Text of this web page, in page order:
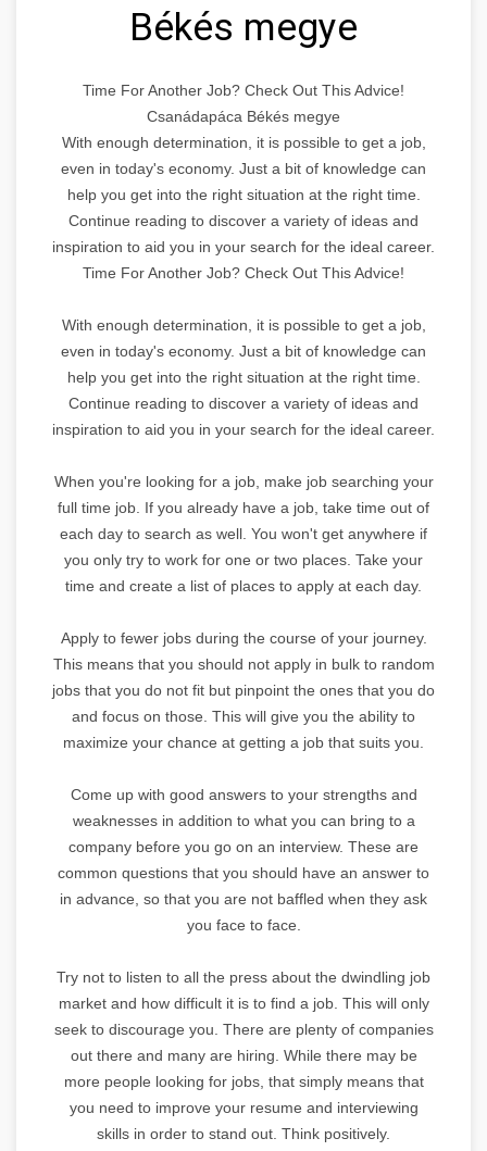
Békés megye
Time For Another Job? Check Out This Advice!
Csanádapáca Békés megye
With enough determination, it is possible to get a job,
even in today's economy. Just a bit of knowledge can
help you get into the right situation at the right time.
Continue reading to discover a variety of ideas and
inspiration to aid you in your search for the ideal career.
Time For Another Job? Check Out This Advice!
With enough determination, it is possible to get a job,
even in today's economy. Just a bit of knowledge can
help you get into the right situation at the right time.
Continue reading to discover a variety of ideas and
inspiration to aid you in your search for the ideal career.
When you're looking for a job, make job searching your
full time job. If you already have a job, take time out of
each day to search as well. You won't get anywhere if
you only try to work for one or two places. Take your
time and create a list of places to apply at each day.
Apply to fewer jobs during the course of your journey.
This means that you should not apply in bulk to random
jobs that you do not fit but pinpoint the ones that you do
and focus on those. This will give you the ability to
maximize your chance at getting a job that suits you.
Come up with good answers to your strengths and
weaknesses in addition to what you can bring to a
company before you go on an interview. These are
common questions that you should have an answer to
in advance, so that you are not baffled when they ask
you face to face.
Try not to listen to all the press about the dwindling job
market and how difficult it is to find a job. This will only
seek to discourage you. There are plenty of companies
out there and many are hiring. While there may be
more people looking for jobs, that simply means that
you need to improve your resume and interviewing
skills in order to stand out. Think positively.